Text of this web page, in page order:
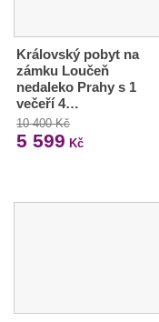
Královský pobyt na
zámku Loučeň
nedaleko Prahy s 1
večeří 4…
10 400 Kč
5 599 Kč